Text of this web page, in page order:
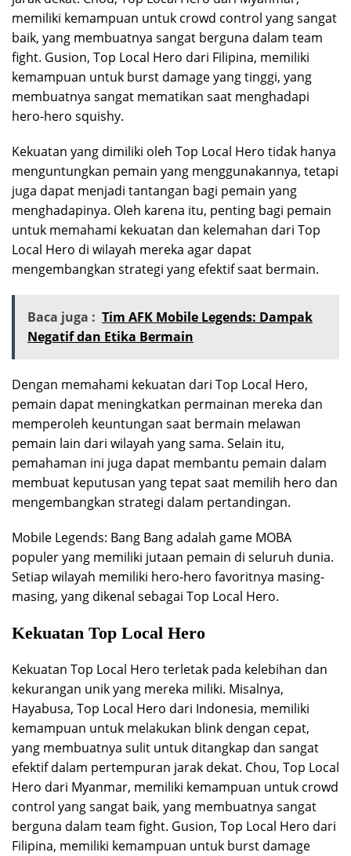
memiliki kemampuan untuk crowd control yang sangat
baik, yang membuatnya sangat berguna dalam team
fight. Gusion, Top Local Hero dari Filipina, memiliki
kemampuan untuk burst damage yang tinggi, yang
membuatnya sangat mematikan saat menghadapi
hero-hero squishy.
Kekuatan yang dimiliki oleh Top Local Hero tidak hanya
menguntungkan pemain yang menggunakannya, tetapi
juga dapat menjadi tantangan bagi pemain yang
menghadapinya. Oleh karena itu, penting bagi pemain
untuk memahami kekuatan dan kelemahan dari Top
Local Hero di wilayah mereka agar dapat
mengembangkan strategi yang efektif saat bermain.
Baca juga : Tim AFK Mobile Legends: Dampak
Negatif dan Etika Bermain
Dengan memahami kekuatan dari Top Local Hero,
pemain dapat meningkatkan permainan mereka dan
memperoleh keuntungan saat bermain melawan
pemain lain dari wilayah yang sama. Selain itu,
pemahaman ini juga dapat membantu pemain dalam
membuat keputusan yang tepat saat memilih hero dan
mengembangkan strategi dalam pertandingan.
Mobile Legends: Bang Bang adalah game MOBA
populer yang memiliki jutaan pemain di seluruh dunia.
Setiap wilayah memiliki hero-hero favoritnya masing-
masing, yang dikenal sebagai Top Local Hero.
Kekuatan Top Local Hero
Kekuatan Top Local Hero terletak pada kelebihan dan
kekurangan unik yang mereka miliki. Misalnya,
Hayabusa, Top Local Hero dari Indonesia, memiliki
kemampuan untuk melakukan blink dengan cepat,
yang membuatnya sulit untuk ditangkap dan sangat
efektif dalam pertempuran jarak dekat. Chou, Top Local
Hero dari Myanmar, memiliki kemampuan untuk crowd
control yang sangat baik, yang membuatnya sangat
berguna dalam team fight. Gusion, Top Local Hero dari
Filipina, memiliki kemampuan untuk burst damage